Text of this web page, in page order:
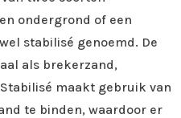
ondergrond of een
stabilisé genoemd. De
als brekerzand,
maakt gebruik van
te binden, waardoor er